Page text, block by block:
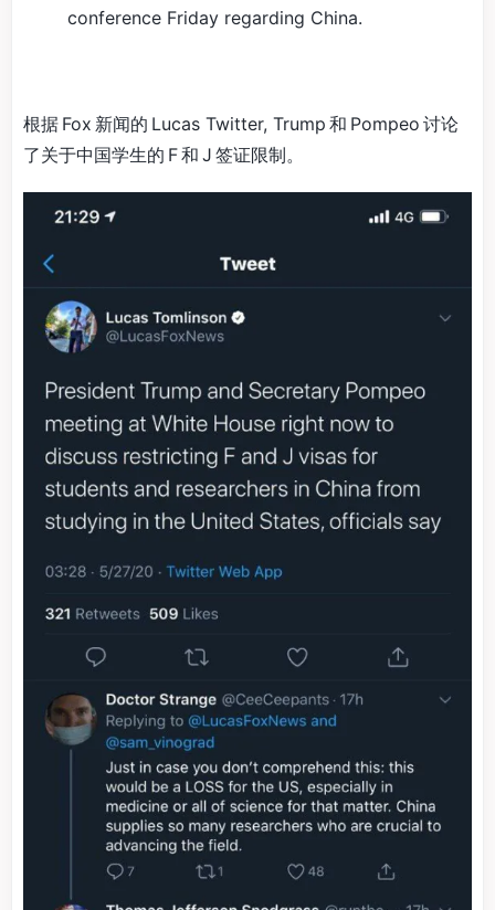
conference Friday regarding China.
根据 Fox 新闻的 Lucas Twitter, Trump 和 Pompeo 讨论
了关于中国学生的 F 和 J 签证限制。